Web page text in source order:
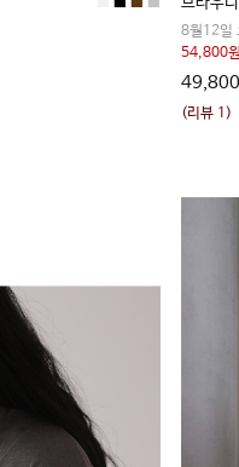
8월12일
54,800
(리뷰 1)